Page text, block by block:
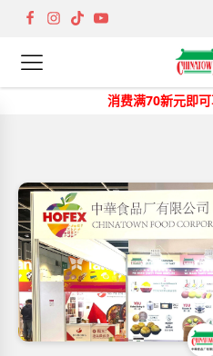
消费满70新元即可